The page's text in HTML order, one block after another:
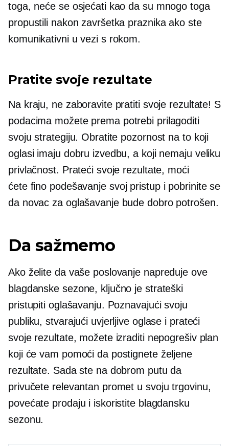
toga, neće se osjećati kao da su mnogo toga
propustili nakon završetka praznika ako ste
komunikativni u vezi s rokom.
Pratite svoje rezultate
Na kraju, ne zaboravite pratiti svoje rezultate! S
podacima možete prema potrebi prilagoditi
svoju strategiju. Obratite pozornost na to koji
oglasi imaju dobru izvedbu, a koji nemaju veliku
privlačnost. Prateći svoje rezultate, moći
ćete fino podešavanjesvoj pristup i pobrinite se
da novac za oglašavanje bude dobro potrošen.
Da sažmemo
Ako želite da vaše poslovanje napreduje ove
blagdanske sezone, ključno je strateški
pristupiti oglašavanju. Poznavajući svoju
publiku, stvarajući uvjerljive oglase i prateći
svoje rezultate, možete izraditi nepogrešiv plan
koji će vam pomoći da postignete željene
rezultate. Sada ste na dobrom putu da
privučete relevantan promet u svoju trgovinu,
povećate prodaju i iskoristite blagdansku
sezonu.